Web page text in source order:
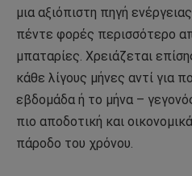
μια αξιόπιστη πηγή
πέντε φορές περισσότερο
μπαταρίες. Χρειάζεται
κάθε λίγους μήνες αντί για
εβδομάδα ή το μήνα –
πιο αποδοτική και
πάροδο του χρόνου.